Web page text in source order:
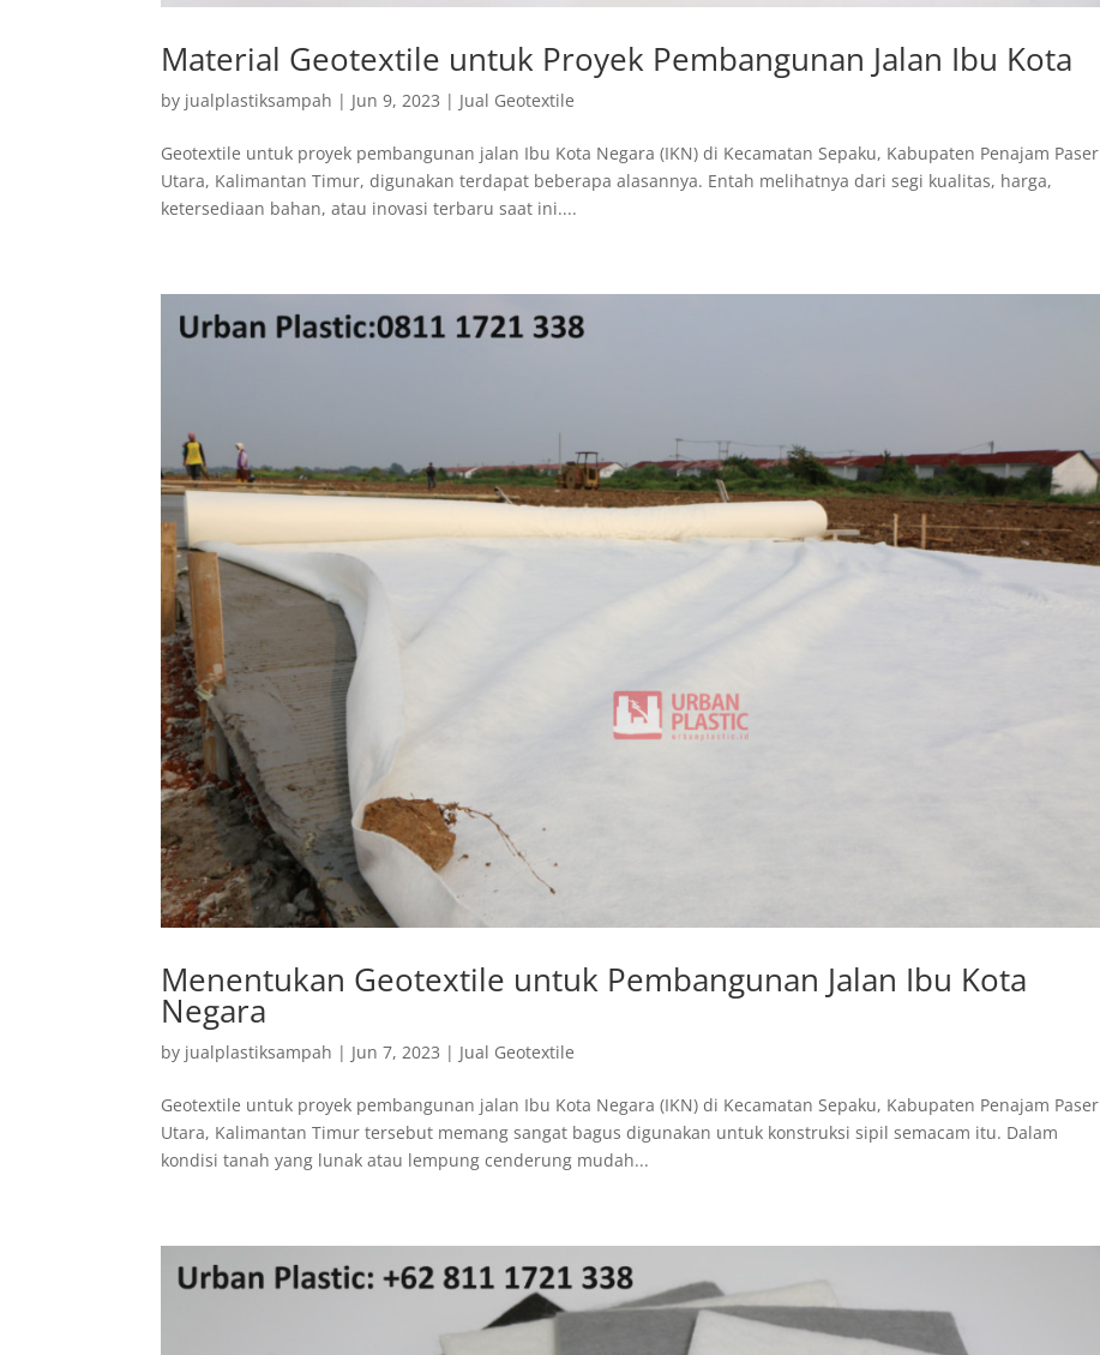
Material Geotextile untuk Proyek Pembangunan Jalan Ibu Kota
by jualplastiksampah | Jun 9, 2023 | Jual Geotextile
Geotextile untuk proyek pembangunan jalan Ibu Kota Negara (IKN) di Kecamatan Sepaku, Kabupaten Penajam Paser
Utara, Kalimantan Timur, digunakan terdapat beberapa alasannya. Entah melihatnya dari segi kualitas, harga,
ketersediaan bahan, atau inovasi terbaru saat ini....
Menentukan Geotextile untuk Pembangunan Jalan Ibu Kota
Negara
by jualplastiksampah | Jun 7, 2023 | Jual Geotextile
Geotextile untuk proyek pembangunan jalan Ibu Kota Negara (IKN) di Kecamatan Sepaku, Kabupaten Penajam Paser
Utara, Kalimantan Timur tersebut memang sangat bagus digunakan untuk konstruksi sipil semacam itu. Dalam
kondisi tanah yang lunak atau lempung cenderung mudah...